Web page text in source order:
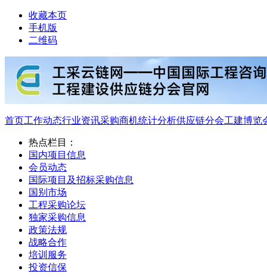
收藏本页
手机版
二维码
首页工作动态行业资讯采购商机统计分析供应链分会工建博览
热点栏目：
国内项目信息
会员动态
国际项目及招标采购信息
国别市场
工程采购论坛
独家采购信息
政策法规
战略合作
培训服务
投资信保